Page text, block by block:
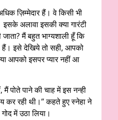
ज़िम्मेदार हैं। वे किसी भी
अलावा इसकी क्या गारंटी
जाता? मैं बहुत भाग्यशाली हूँ कि
हैं। इसे देखिये तो सही, आपको
आपको इसपर प्यार नहीं आ
पोते पाने की चाह में इस नन्ही
कर रही थी।” कहते हुए स्नेहा ने
में उठा लिया।